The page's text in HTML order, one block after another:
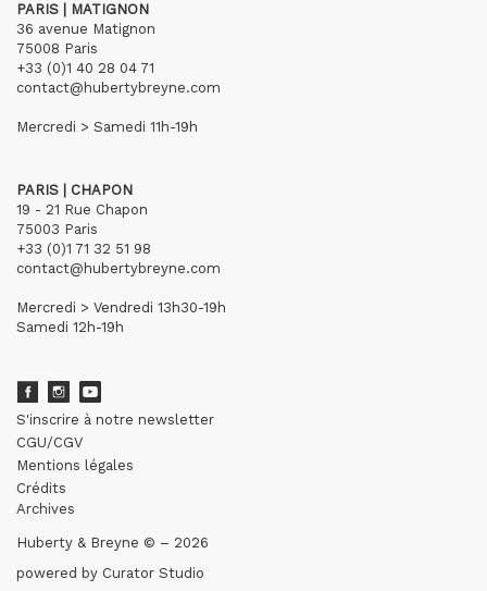
PARIS | MATIGNON
36 avenue Matignon
75008 Paris
+33 (0)1 40 28 04 71
contact@hubertybreyne.com
Mercredi > Samedi 11h-19h
PARIS | CHAPON
19 - 21 Rue Chapon
75003 Paris
+33 (0)1 71 32 51 98
contact@hubertybreyne.com
Mercredi > Vendredi 13h30-19h
Samedi 12h-19h
S'inscrire à notre newsletter
CGU/CGV
Mentions légales
Crédits
Archives
Huberty & Breyne © – 2026
powered by Curator Studio